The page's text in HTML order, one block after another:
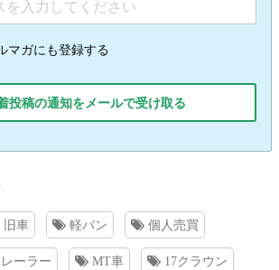
マガにも登録する
投稿の通知をメールで受け取る
旧車 軽バン 個人売買
ーラー MT車 17クラウン